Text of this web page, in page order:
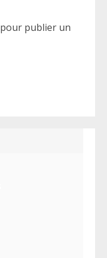
pour publier un